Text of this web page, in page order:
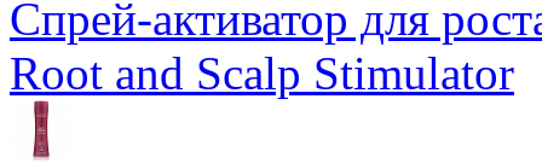
Спрей-активатор для
Root and Scalp Stimulator